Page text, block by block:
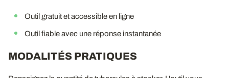
Outil gratuit et accessible en ligne
Outil fiable avec une réponse instantanée
MODALITÉS PRATIQUES